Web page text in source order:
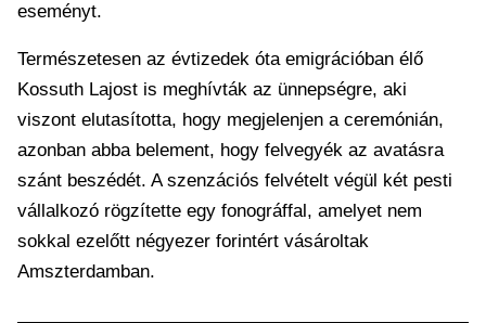
eseményt.
Természetesen az évtizedek óta emigrációban élő
Kossuth Lajost is meghívták az ünnepségre, aki
viszont elutasította, hogy megjelenjen a ceremónián,
azonban abba belement, hogy felvegyék az avatásra
szánt beszédét. A szenzációs felvételt végül két pesti
vállalkozó rögzítette egy fonográffal, amelyet nem
sokkal ezelőtt négyezer forintért vásároltak
Amszterdamban.